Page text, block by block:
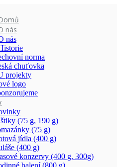
nás
nás
norma
chuťovka
projekty
logo
(75 g, 190 g)
(75 g)
jídla (400 g)
(400 g)
konzervy (400 g, 300g)
balení (800 g)